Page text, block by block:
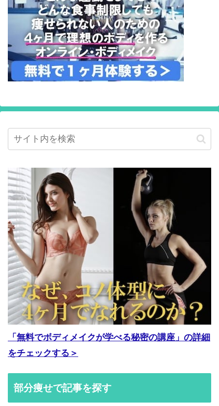
「無料でボディメイクが学べる秘密の講座」の詳細
をチェックする＞
部分痩せで記事を探す